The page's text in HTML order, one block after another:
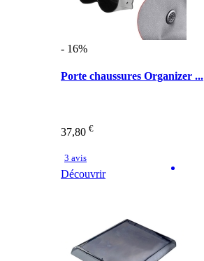
- 16%
Porte chaussures Organizer ...
37,80 €
3 avis
Découvrir